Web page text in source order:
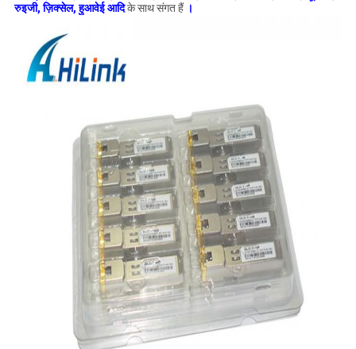
रुइजी, ज़िक्सेल, हुआवेई आदिके साथ संगत हैं ।